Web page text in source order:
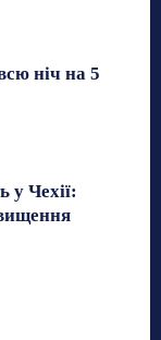
ніч на 5
у Чехії: